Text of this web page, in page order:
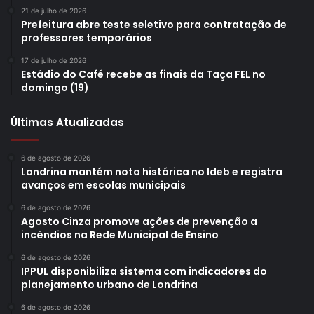
Foto: Emerson Dias/ NCom
De acordo com o presidente da Sanepar, Wilson Bley,
foram sanados os entraves para início da obra de
21 de julho de 2026
Prefeitura abre teste seletivo para contratação de
professores temporários
17 de julho de 2026
Estádio do Café recebe as finais da Taça FEL no
domingo (19)
Últimas Atualizadas
6 de agosto de 2026
Londrina mantém nota histórica no Ideb e registra
avanços em escolas municipais
6 de agosto de 2026
Agosto Cinza promove ações de prevenção a
incêndios na Rede Municipal de Ensino
6 de agosto de 2026
IPPUL disponibiliza sistema com indicadores do
planejamento urbano de Londrina
6 de agosto de 2026